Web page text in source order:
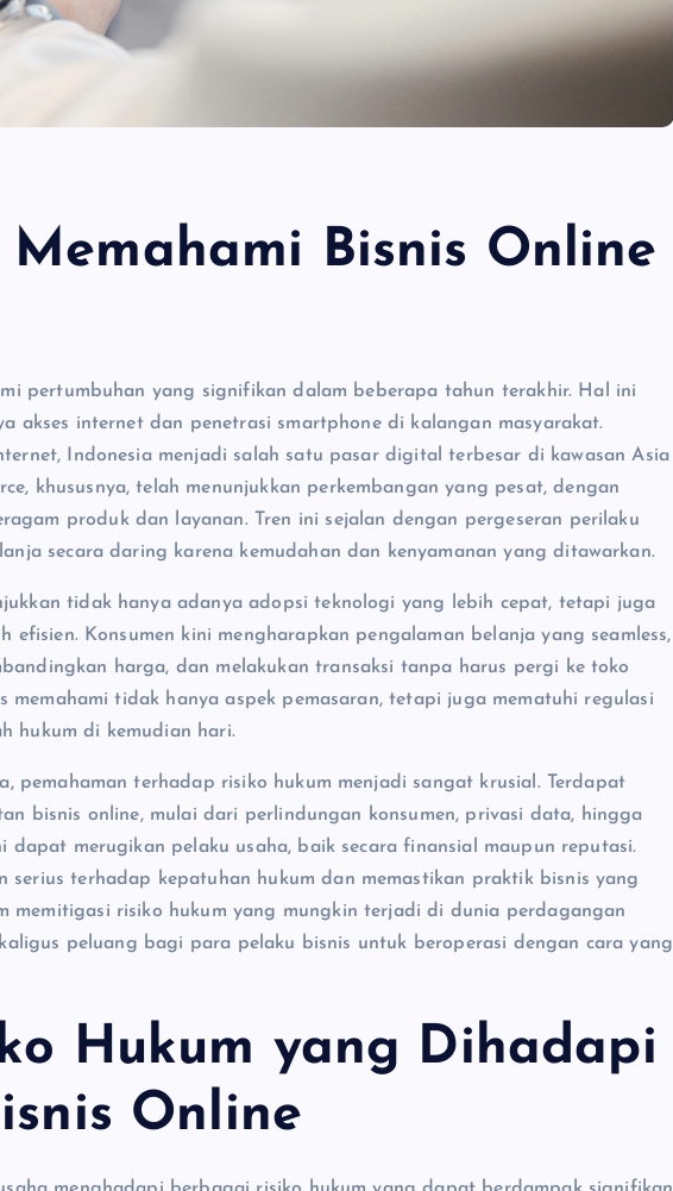
Memahami Bisnis Online
pertumbuhan yang signifikan dalam beberapa tahun terakhir. Hal ini
akses internet dan penetrasi smartphone di kalangan masyarakat.
Indonesia menjadi salah satu pasar digital terbesar di kawasan Asia
khususnya, telah menunjukkan perkembangan yang pesat, dengan
produk dan layanan. Tren ini sejalan dengan pergeseran perilaku
secara daring karena kemudahan dan kenyamanan yang ditawarkan.
tidak hanya adanya adopsi teknologi yang lebih cepat, tetapi juga
efisien. Konsumen kini mengharapkan pengalaman belanja yang seamless,
harga, dan melakukan transaksi tanpa harus pergi ke toko
memahami tidak hanya aspek pemasaran, tetapi juga mematuhi regulasi
hukum di kemudian hari.
pemahaman terhadap risiko hukum menjadi sangat krusial. Terdapat
bisnis online, mulai dari perlindungan konsumen, privasi data, hingga
merugikan pelaku usaha, baik secara finansial maupun reputasi.
serius terhadap kepatuhan hukum dan memastikan praktik bisnis yang
memitigasi risiko hukum yang mungkin terjadi di dunia perdagangan
peluang bagi para pelaku bisnis untuk beroperasi dengan cara yang
Hukum yang Dihadapi
Online